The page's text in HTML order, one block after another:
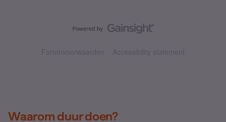
Forumvoorwaarden Accessibility statement
Waarom duur doen?